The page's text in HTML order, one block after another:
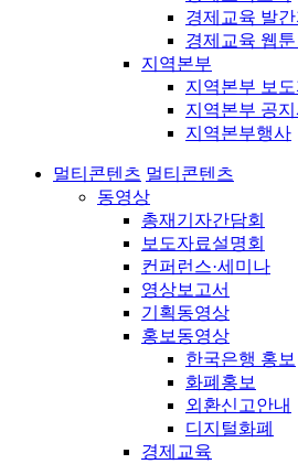
경제교육 발
경제교육 웹
지역본부
지역본부 보
지역본부 공
지역본부행사
멀티콘텐츠 멀티콘텐츠
동영상
총재기자간담회
보도자료설명회
컨퍼런스·세미나
영상보고서
기획동영상
홍보동영상
한국은행 홍보
화폐홍보
외환신고안내
디지털화폐
경제교육